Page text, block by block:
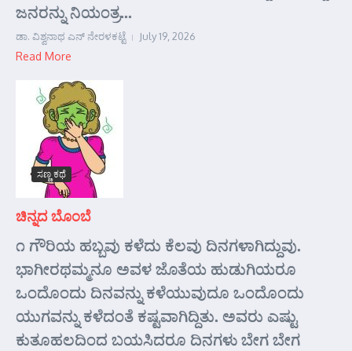
ಜನರನ್ನು ನಿಯಂತ್ರ...
ಡಾ. ವಿಶ್ವನಾಥ ಎನ್ ನೇರಳಕಟ್ಟೆ July 19, 2026
Read More
ಸಣ್ಣ ಕಥೆ
ಚಿನ್ನದ ಬೊಂಬೆ
೧ ಗೌರಿಯ ಹಬ್ಬವು ಕಳೆದು ಕೆಲವು ದಿನಗಳಾಗಿದ್ದುವು.
ಭಾಗೀರಥಮ್ಮನೂ ಅವಳ ಜೊತೆಯ ಹುಡುಗಿಯರೂ
ಒಂದೊಂದು ದಿನವನ್ನು ಕಳೆಯುವುದೂ ಒಂದೊಂದು
ಯುಗವನ್ನು ಕಳೆದಂತೆ ಕಷ್ಟವಾಗಿದ್ದಿತು. ಅವರು ಎಷ್ಟು
ಕುತೂಹಲದಿಂದ ಬಯಸಿದರೂ ದಿನಗಳು ಬೇಗ ಬೇಗ